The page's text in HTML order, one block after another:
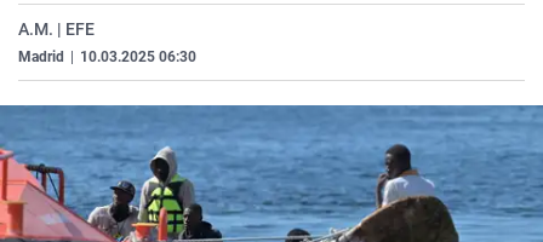
A.M. | EFE
Madrid 10.03.2025 06:30